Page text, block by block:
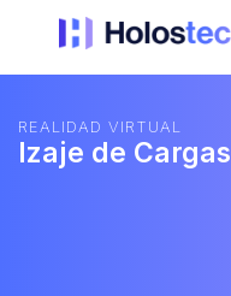
REALIDAD VIRTUAL
Izaje de Cargas